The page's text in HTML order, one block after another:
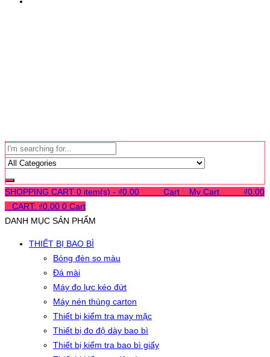
SHOPPING CART 0 item(s) - ₫0.00 Cart My Cart ₫0.00
CART: ₫0.00 0 Cart
DANH MỤC SẢN PHẨM
THIẾT BỊ BAO BÌ
Bóng đèn so màu
Đá mài
Máy đo lực kéo đứt
Máy nén thùng carton
Thiết bị kiểm tra may mặc
Thiết bị đo độ dày bao bì
Thiết bị kiểm tra bao bì giấy